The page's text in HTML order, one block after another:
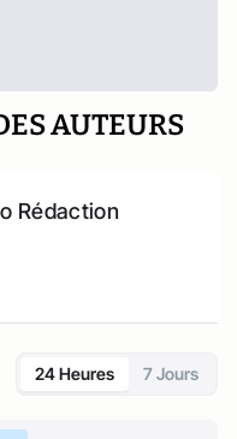
AUTEURS
Rédaction
24 Heures 7 Jours